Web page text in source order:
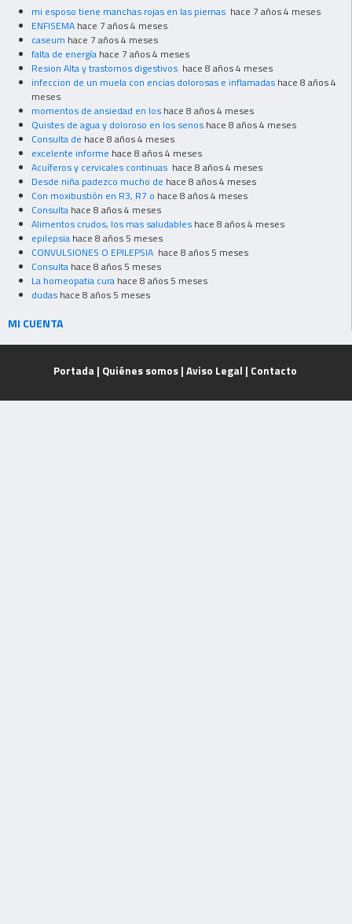
mi esposo tiene manchas rojas en las piernas hace 7 años 4 meses
ENFISEMA hace 7 años 4 meses
caseum hace 7 años 4 meses
falta de energía hace 7 años 4 meses
Resion Alta y trastornos digestivos hace 8 años 4 meses
infeccion de un muela con encias dolorosas e inflamadas hace 8 años 4
meses
momentos de ansiedad en los hace 8 años 4 meses
Quistes de agua y doloroso en los senos hace 8 años 4 meses
Consulta de hace 8 años 4 meses
excelente informe hace 8 años 4 meses
Acuíferos y cervicales continuas hace 8 años 4 meses
Desde niña padezco mucho de hace 8 años 4 meses
Con moxibustión en R3, R7 o hace 8 años 4 meses
Consulta hace 8 años 4 meses
Alimentos crudos, los mas saludables hace 8 años 4 meses
epilepsia hace 8 años 5 meses
CONVULSIONES O EPILEPSIA hace 8 años 5 meses
Consulta hace 8 años 5 meses
La homeopatia cura hace 8 años 5 meses
dudas hace 8 años 5 meses
MI CUENTA
Portada | Quiénes somos| Aviso Legal | Contacto